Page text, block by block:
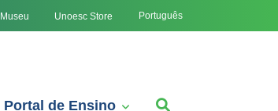
Museu Unoesc Store Português
Portal de Ensino